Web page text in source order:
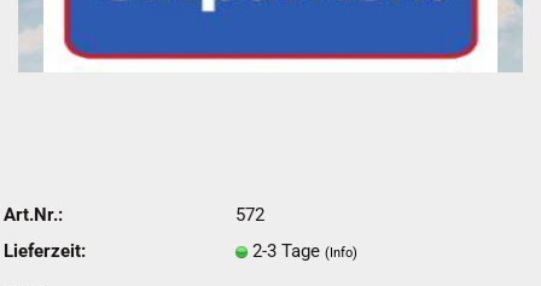
Art.Nr.:
572
Lieferzeit:
2-3 Tage (Info)